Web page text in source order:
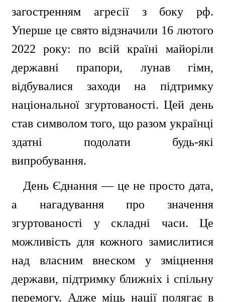
загостренням агресії з боку рф.
Уперше це свято відзначили 16 лютого
2022 року: по всій країні майоріли
державні прапори, лунав гімн,
відбувалися заходи на підтримку
національної згуртованості. Цей день
став символом того, що разом українці
здатні подолати будь-які
випробування.
День Єднання — це не просто дата,
а нагадування про значення
згуртованості у складні часи. Це
можливість для кожного замислитися
над власним внеском у зміцнення
держави, підтримку ближніх і спільну
перемогу. Адже міць нації полягає в